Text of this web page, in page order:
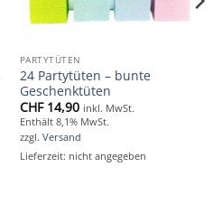
PARTYTÜTEN
24 Partytüten – bunte
Geschenktüten
CHF14,90 inkl. MwSt.
Enthält 8,1% MwSt.
zzgl. Versand
Lieferzeit: nicht angegeben